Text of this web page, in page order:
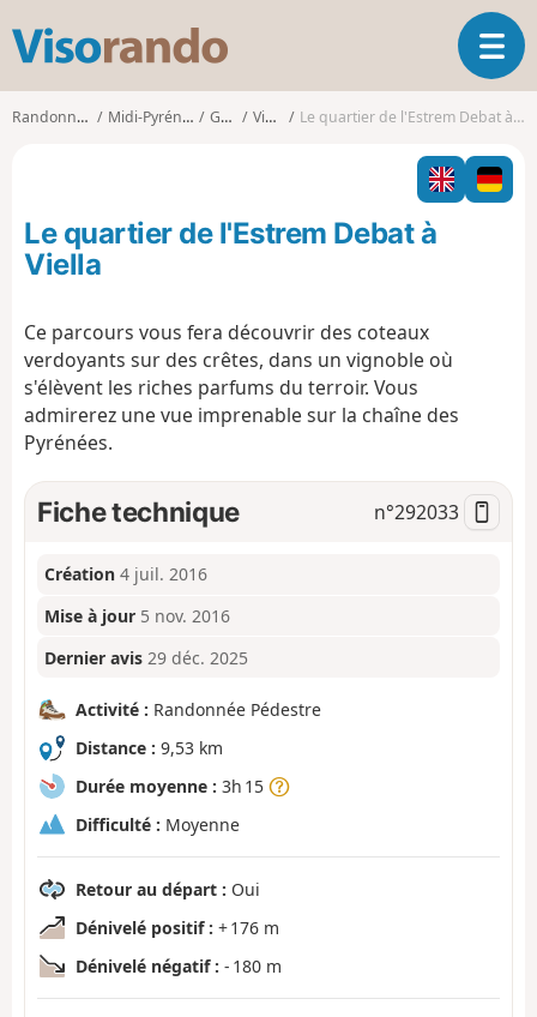
s
o
O
u
v
i
r
l
n
Randonnées Midi-Pyrénées Gers Viella Le quartier de l'Estrem Debat à Viella
Le quartier de l'Estrem Debat à
Viella
Ce parcours vous fera découvrir des coteaux
verdoyants sur des crêtes, dans un vignoble où
s'élèvent les riches parfums du terroir. Vous
admirerez une vue imprenable sur la chaîne des
Pyrénées.
Fiche technique n°292033
Création 4 juil. 2016
Mise à jour 5 nov. 2016
Dernier avis 29 déc. 2025
Activité : Randonnée Pédestre
Distance : 9,53 km
Durée moyenne : 3h 15
Difficulté : Moyenne
Retour au départ : Oui
Dénivelé positif : + 176 m
Dénivelé négatif : - 180 m